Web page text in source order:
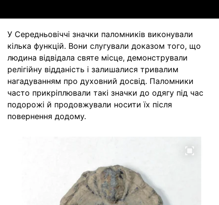
У Середньовіччі значки паломників виконували
кілька функцій. Вони слугували доказом того, що
людина відвідала святе місце, демонстрували
релігійну відданість і залишалися тривалим
нагадуванням про духовний досвід. Паломники
часто прикріплювали такі значки до одягу під час
подорожі й продовжували носити їх після
повернення додому.